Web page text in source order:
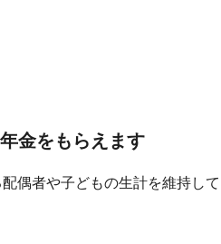
金をもらえます
偶者や子どもの生計を維持して